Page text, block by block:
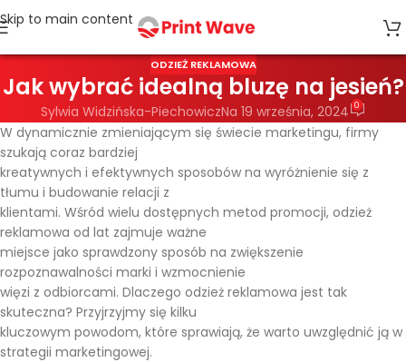
Skip to main content
ODZIEŻ REKLAMOWA
Jak wybrać idealną bluzę na jesień?
Sylwia Widzińska-PiechowiczNa 19 września, 2024 0
W dynamicznie zmieniającym się świecie marketingu, firmy
szukają coraz bardziej
kreatywnych i efektywnych sposobów na wyróżnienie się z
tłumu i budowanie relacji z
klientami. Wśród wielu dostępnych metod promocji, odzież
reklamowa od lat zajmuje ważne
miejsce jako sprawdzony sposób na zwiększenie
rozpoznawalności marki i wzmocnienie
więzi z odbiorcami. Dlaczego odzież reklamowa jest tak
skuteczna? Przyjrzyjmy się kilku
kluczowym powodom, które sprawiają, że warto uwzględnić ją w
strategii marketingowej.